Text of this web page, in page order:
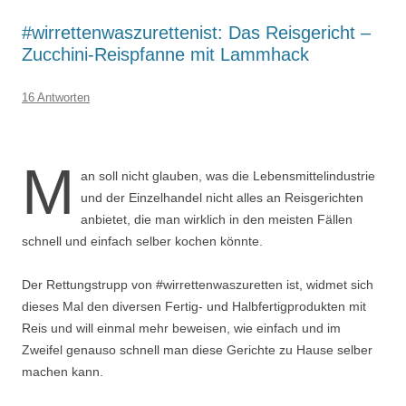
#wirrettenwaszurettenist: Das Reisgericht –
Zucchini-Reispfanne mit Lammhack
16 Antworten
M
an soll nicht glauben, was die Lebensmittelindustrie
und der Einzelhandel nicht alles an Reisgerichten
anbietet, die man wirklich in den meisten Fällen
schnell und einfach selber kochen könnte.
Der Rettungstrupp von #wirrettenwaszuretten ist, widmet sich
dieses Mal den diversen Fertig- und Halbfertigprodukten mit
Reis und will einmal mehr beweisen, wie einfach und im
Zweifel genauso schnell man diese Gerichte zu Hause selber
machen kann.